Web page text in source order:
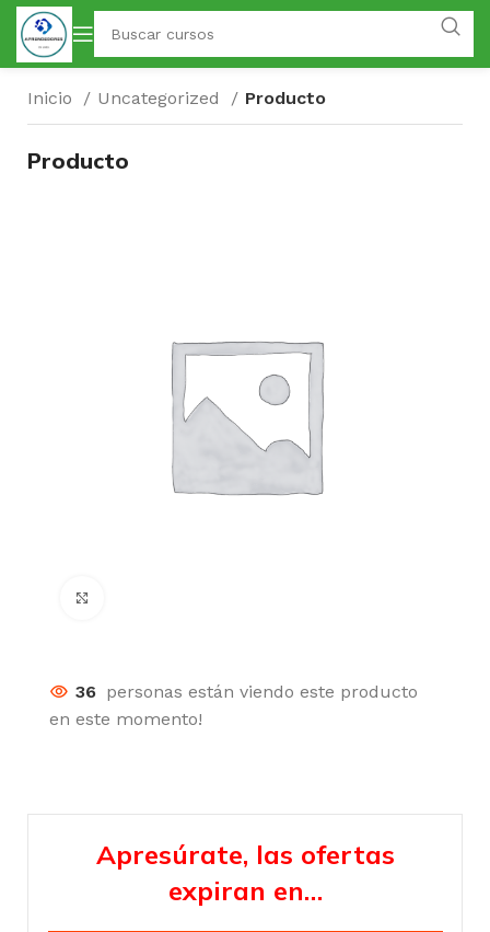
Inicio Uncategorized Producto
Producto
36 personas están viendo este producto
en este momento!
Apresúrate, las ofertas
expiran en…